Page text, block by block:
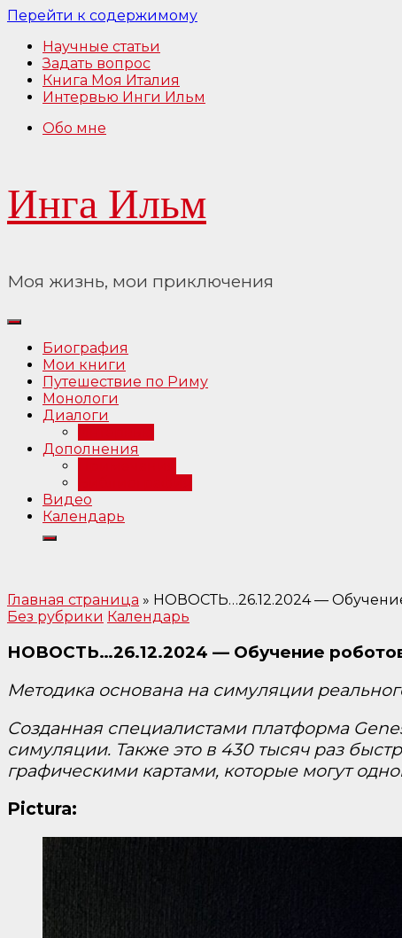
Перейти к содержимому
Научные статьи
Задать вопрос
Книга Моя Италия
Интервью Инги Ильм
Обо мне
Инга Ильм
Моя жизнь, мои приключения
Биография
Мои книги
Путешествие по Риму
Монологи
Диалоги
Дополнения
Видео
Календарь
Главная страница » НОВОСТЬ…26.12.2024 —
Без рубрики Календарь
НОВОСТЬ…26.12.2024 — Обучение
Методика основана на симуляции
Созданная специалистами платформа
симуляции. Также это в 430 тысяч раз
графическими картами, которые могут
Pictura: